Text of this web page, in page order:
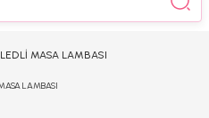
LEDLİ MASA LAMBASI